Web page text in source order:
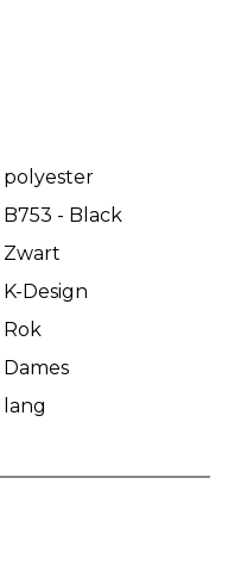
polyester
B753 - Black
Zwart
K-Design
Rok
Dames
lang